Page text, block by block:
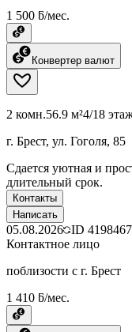
1 500 ƃ/мес.
Конвертер валют
2 комн.56.9 м²4/18
г. Брест, ул. Гоголя, 85
Сдается уютная и
длительный срок.
Контакты
Написать
05.08.2026 ID 4198467
Контактное лицо
поблизости с г. Брест
1 410 ƃ/мес.